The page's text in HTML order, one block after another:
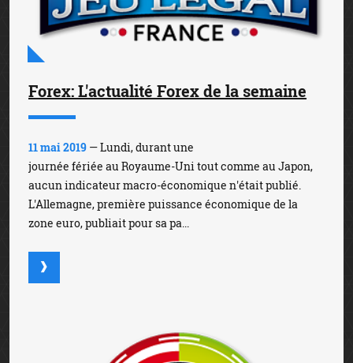
Forex: L'actualité Forex de la semaine
11 mai 2019 — Lundi, durant une
journée fériée au Royaume-Uni tout comme au Japon,
aucun indicateur macro-économique n'était publié.
L'Allemagne, première puissance économique de la
zone euro, publiait pour sa pa...